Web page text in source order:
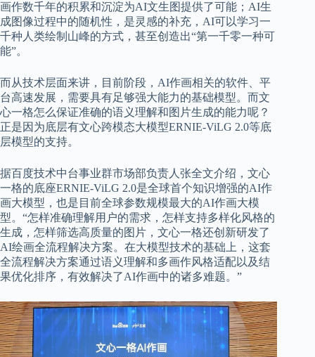
画作数千年的积累和沉淀为AI文生图提供了可能；AI生
成图像过程中的随机性，是灵感的补充，AI可以学习一
千种人类绘制山峰的方式，甚至创造出“第一千零一种可
能”。
而从技术层面来讲，目前阶段，AI作画相关的软件、平
台高速发展，需要具有足够强大能力的基础模型。而文
心一格怎么保证准确的语义理解和图片生成的能力呢？
正是因为底层有文心跨模态大模型ERNIE-ViLG 2.0等底
层模型的支持。
据百度技术中台事业群市场部负责人张全文介绍，文心
一格的底座ERNIE-ViLG 2.0是全球首个知识增强的AI作
画大模型，也是目前全球参数规模最大的AI作画大模
型。“怎样准确理解用户的需求，怎样支持多样化风格的
生成，怎样筛选高质量的图片，文心一格还创新研发了
AI绘画全流程解决方案。在大模型技术的基础上，这套
全流程解决方案通过语义理解和多画作风格适配以及结
果优化排序，有效解决了AI作画中的诸多难题。”